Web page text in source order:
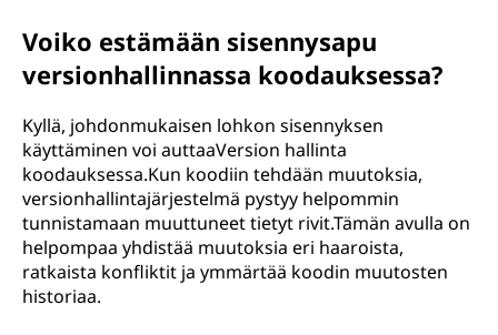
Voiko estämään sisennysapu
versionhallinnassa koodauksessa?
Kyllä, johdonmukaisen lohkon sisennyksen
käyttäminen voi auttaaVersion hallinta
koodauksessa.Kun koodiin tehdään muutoksia,
versionhallintajärjestelmä pystyy helpommin
tunnistamaan muuttuneet tietyt rivit.Tämän avulla on
helpompaa yhdistää muutoksia eri haaroista,
ratkaista konfliktit ja ymmärtää koodin muutosten
historiaa.